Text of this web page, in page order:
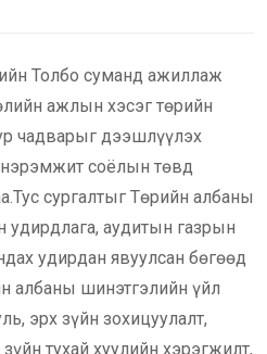
суманд ажиллаж
ажлын хэсэг төрийн
чадварыг дээшлүүлэх
соёлын төвд
сургалтыг Төрийн албаны
удирдлага, аудитын газрын
удирдан явуулсан бөгөөд
албаны шинэтгэлийн үйл
эрх зүйн зохицуулалт,
тухай хуулийн хэрэгжилт,